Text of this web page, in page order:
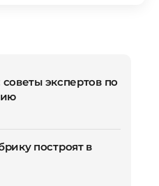
экспертов по
построят в